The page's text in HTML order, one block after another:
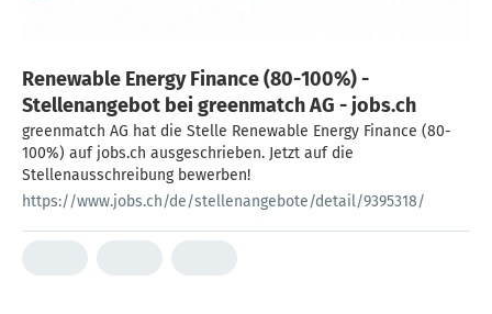
Renewable Energy Finance (80-100%) -
Stellenangebot bei greenmatch AG - jobs.ch
greenmatch AG hat die Stelle Renewable Energy Finance (80-
100%) auf jobs.ch ausgeschrieben. Jetzt auf die
Stellenausschreibung bewerben!
https://www.jobs.ch/de/stellenangebote/detail/9395318/